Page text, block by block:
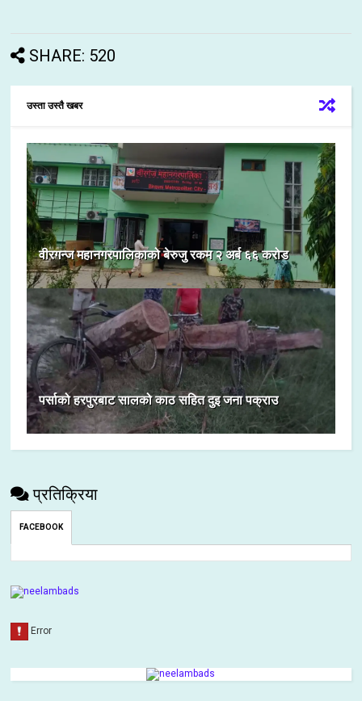
SHARE: 520
उस्ता उस्तै खबर
वीरगन्ज महानगरपालिकाको बेरुजु रकम २ अर्ब ६६ करोड
पर्साको हरपुरबाट सालको काठ सहित दुइ जना पक्राउ
प्रतिक्रिया
FACEBOOK